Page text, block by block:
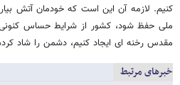
کنیم. لازمه آن این است که خودمان آتش
ملی حفظ شود، کشور از شرایط حساس کنونی
مقدس رخنه ای ایجاد کنیم، دشمن را شاد
خبرهای مرتبط